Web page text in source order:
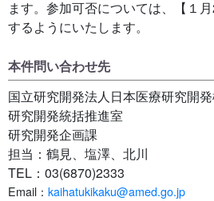
ます。参加可否については、【１
するようにいたします。
本件問い合わせ先
国立研究開発法人日本医療研究開
研究開発統括推進室
研究開発企画課
担当：鶴見、塩澤、北川
TEL：03(6870)2333
Email： kaihatukikaku@amed.go.jp